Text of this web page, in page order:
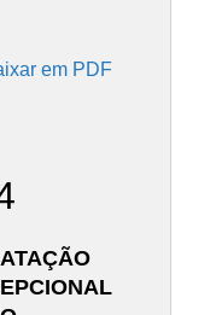
em PDF